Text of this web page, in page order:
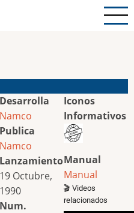
Desarrolla
Namco
Publica
Namco
Lanzamiento
19 Octubre,
1990
Num.
Iconos
Informativos
Manual
Manual
🎬 Videos
relacionados